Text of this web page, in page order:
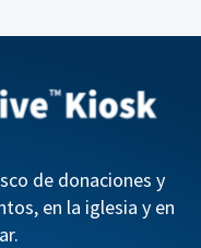
de donaciones y
en la iglesia y en